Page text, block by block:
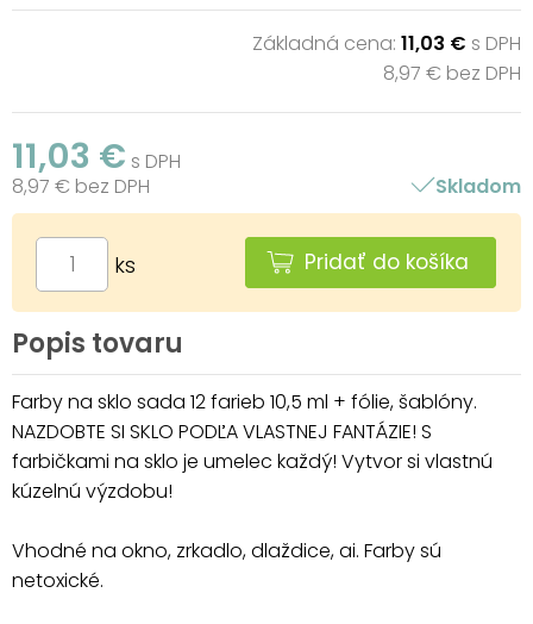
Základná cena: 11,03 € s DPH
8,97 € bez DPH
11,03 € s DPH
8,97 € bez DPH
Skladom
ks Pridať do košíka
Popis tovaru
Farby na sklo sada 12 farieb 10,5 ml + fólie, šablóny.
NAZDOBTE SI SKLO PODĽA VLASTNEJ FANTÁZIE! S
farbičkami na sklo je umelec každý! Vytvor si vlastnú
kúzelnú výzdobu!
Vhodné na okno, zrkadlo, dlaždice, ai. Farby sú
netoxické.